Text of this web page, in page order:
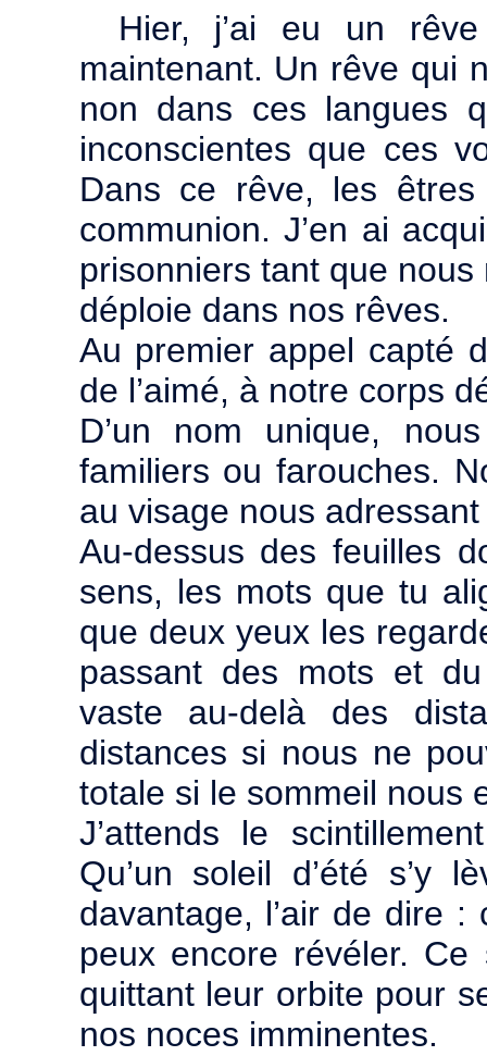
Hier, j’ai eu un
maintenant. Un rêve qui
non dans ces langues
inconscientes que ces
Dans ce rêve, les
communion. J’en ai
prisonniers tant que nous
déploie dans nos rêves.
Au premier appel capté
de l’aimé, à notre corps
D’un nom unique,
familiers ou farouches.
au visage nous
Au-dessus des feuilles
sens, les mots que tu
que deux yeux les
passant des mots et
vaste au-delà des
distances si nous ne
totale si le sommeil nous
J’attends le
Qu’un soleil d’été s’y
davantage, l’air de dire :
peux encore révéler. Ce
quittant leur orbite pour
nos noces imminentes.